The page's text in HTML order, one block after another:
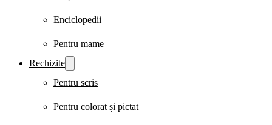
Enciclopedii
Pentru mame
Rechizite
Pentru scris
Pentru colorat și pictat